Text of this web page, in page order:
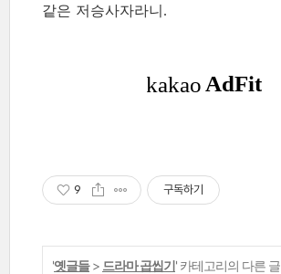
같은 저승사자라니.
9 구독하기
'옛글들> 드라마 곱씹기' 카테고리의 다른 글